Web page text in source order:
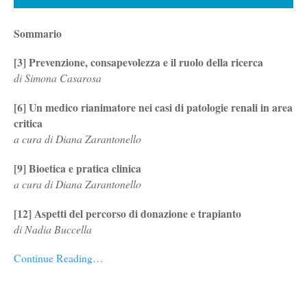
Sommario
[3] Prevenzione, consapevolezza e il ruolo della ricerca
di Simona Casarosa
[6] Un medico rianimatore nei casi di patologie renali in area
critica
a cura di Diana Zarantonello
[9] Bioetica e pratica clinica
a cura di Diana Zarantonello
[12] Aspetti del percorso di donazione e trapianto
di Nadia Buccella
Continue Reading…